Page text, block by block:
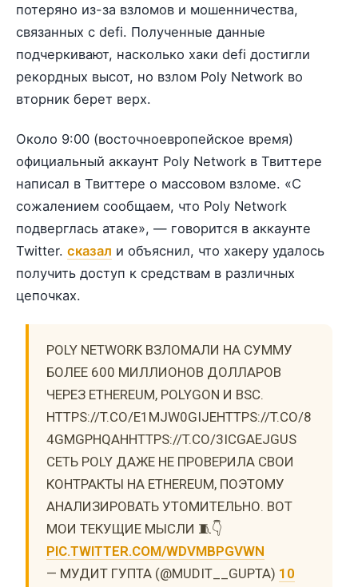
потеряно из-за взломов и мошенничества,
связанных с defi. Полученные данные
подчеркивают, насколько хаки defi достигли
рекордных высот, но взлом Poly Network во
вторник берет верх.
Около 9:00 (восточноевропейское время)
официальный аккаунт Poly Network в Твиттере
написал в Твиттере о массовом взломе. «С
сожалением сообщаем, что Poly Network
подверглась атаке», — говорится в аккаунте
Twitter. сказал и объяснил, что хакеру удалось
получить доступ к средствам в различных
цепочках.
POLY NETWORK ВЗЛОМАЛИ НА СУММУ
БОЛЕЕ 600 МИЛЛИОНОВ ДОЛЛАРОВ
ЧЕРЕЗ ETHEREUM, POLYGON И BSC.
HTTPS://T.CO/E1MJW0GIJEHTTPS://T.CO/8
4GMGPHQAHHTTPS://T.CO/3ICGAEJGUS
СЕТЬ POLY ДАЖЕ НЕ ПРОВЕРИЛА СВОИ
КОНТРАКТЫ НА ETHEREUM, ПОЭТОМУ
АНАЛИЗИРОВАТЬ УТОМИТЕЛЬНО. ВОТ
МОИ ТЕКУЩИЕ МЫСЛИ 🧵👇
PIC.TWITTER.COM/WDVMBPGVWN
— МУДИТ ГУПТА (@MUDIT__GUPTA) 10